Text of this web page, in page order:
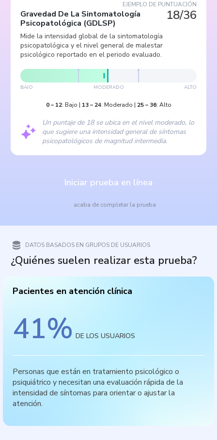
EJEMPLO DE PUNTUACIÓN
18/36
Gravedad De La Sintomatología
Psicopatológica (GDLSP)
Mide la intensidad global de la sintomatología
psicopatológica y el nivel general de malestar
psicológico reportado en el periodo evaluado.
BAJO MODERADO ALTO
0– 12: Bajo | 13– 24: Moderado | 25– 36: Alto
Un puntaje de 18 se ubica en el nivel moderado, lo
que sugiere una intensidad general de síntomas
psicopatológicos de magnitud intermedia.
Iniciar prueba en línea
acaba de completar la prueba
DATOS BASADOS EN GRUPOS DE USUARIOS
¿Quiénes suelen realizar esta prueba?
Pacientes en atención clínica
41% DE LOS USUARIOS
Personas que están en tratamiento psicológico o
psiquiátrico y necesitan una evaluación rápida de la
intensidad de síntomas para orientar o ajustar la
atención.